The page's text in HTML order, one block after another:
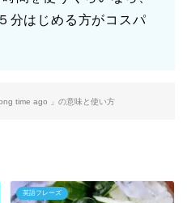
分はじめる方がコスパ
time ago 」の意味と使い方
英語フレーズ